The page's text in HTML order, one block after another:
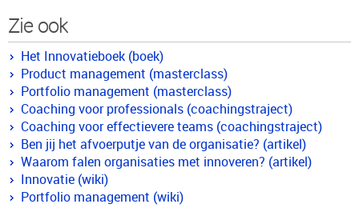
Zie ook
Het Innovatieboek (boek)
Product management (masterclass)
Portfolio management (masterclass)
Coaching voor professionals (coachingstraject)
Coaching voor effectievere teams (coachingstraject)
Ben jij het afvoerputje van de organisatie? (artikel)
Waarom falen organisaties met innoveren? (artikel)
Innovatie (wiki)
Portfolio management (wiki)